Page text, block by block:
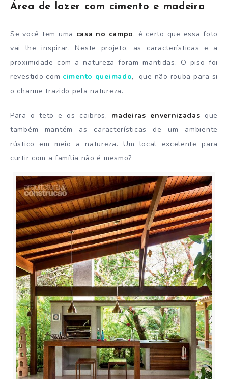
Área de lazer com cimento e madeira
Se você tem uma casa no campo, é certo que essa foto
vai lhe inspirar. Neste projeto, as características e a
proximidade com a natureza foram mantidas. O piso foi
revestido com cimento queimado, que não rouba para si
o charme trazido pela natureza.
Para o teto e os caibros, madeiras envernizadas que
também mantém as características de um ambiente
rústico em meio a natureza. Um local excelente para
curtir com a família não é mesmo?